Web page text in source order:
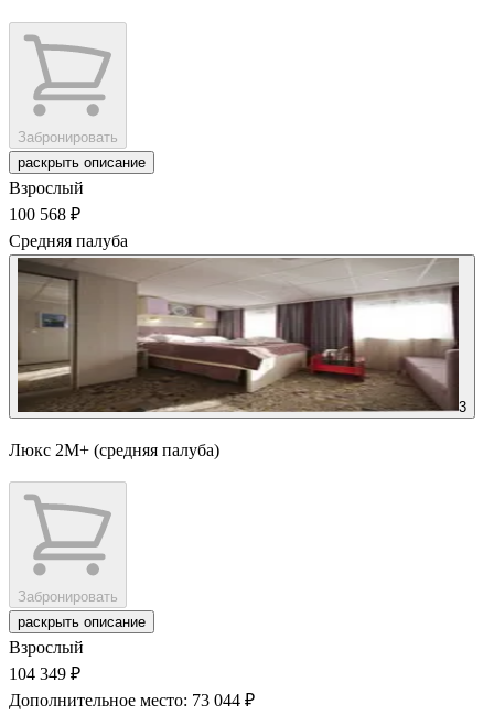
Забронировать
раскрыть описание
Взрослый
100 568 ₽
Средняя палуба
3
Люкс 2М+ (средняя палуба)
Забронировать
раскрыть описание
Взрослый
104 349 ₽
Дополнительное место: 73 044 ₽